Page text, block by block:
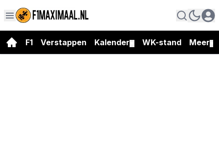
F1 Verstappen Kalender WK-stand Meer